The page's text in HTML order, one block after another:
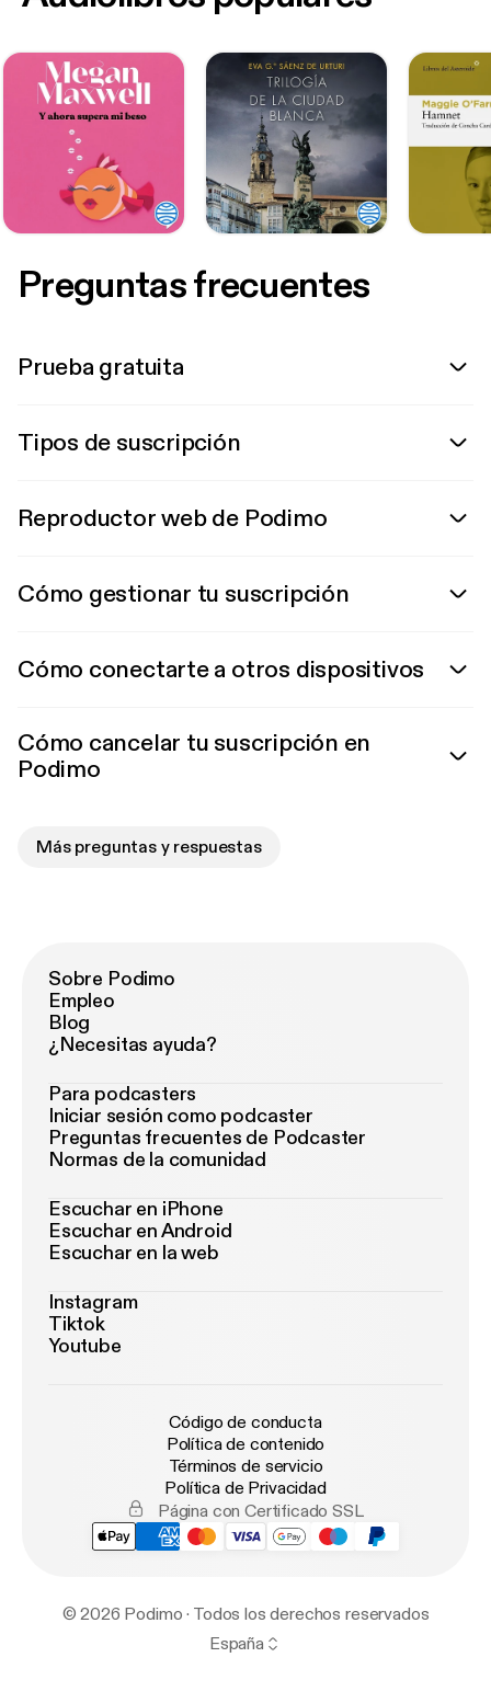
Preguntas frecuentes
Prueba gratuita
Tipos de suscripción
Reproductor web de Podimo
Cómo gestionar tu suscripción
Cómo conectarte a otros dispositivos
Cómo cancelar tu suscripción en
Podimo
Más preguntas y respuestas
Sobre Podimo
Empleo
Blog
¿Necesitas ayuda?
Para podcasters
Iniciar sesión como podcaster
Preguntas frecuentes de Podcaster
Normas de la comunidad
Escuchar en iPhone
Escuchar en Android
Escuchar en la web
Instagram
Tiktok
Youtube
Código de conducta
Política de contenido
Términos de servicio
Política de Privacidad
Página con Certificado SSL
© 2026 Podimo · Todos los derechos reservados
España